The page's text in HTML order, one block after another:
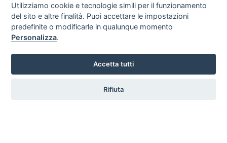
email
acconsento al trattamento deidati personali
legale
Utilizziamo cookie e tecnologie simili per il funzionamento
del sito e altre finalità. Puoi accettare le impostazioni
predefinite o modificarle in qualunque momento
Personalizza.
Accetta tutti
Rifiuta